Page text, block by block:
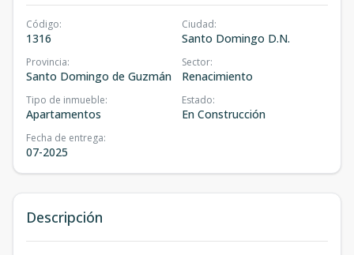
Código:
1316
Ciudad:
Santo Domingo D.N.
Provincia:
Santo Domingo de Guzmán
Sector:
Renacimiento
Tipo de inmueble:
Apartamentos
Estado:
En Construcción
Fecha de entrega:
07-2025
Descripción